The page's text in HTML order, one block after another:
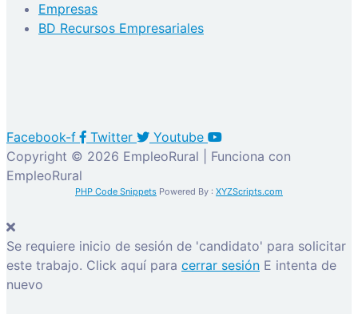
Empresas
BD Recursos Empresariales
Facebook-f Twitter
Youtube
Copyright © 2026 EmpleoRural | Funciona con
EmpleoRural
PHP Code Snippets Powered By : XYZScripts.com
Se requiere inicio de sesión de 'candidato' para solicitar
este trabajo. Click aquí para cerrar sesión E intenta de
nuevo